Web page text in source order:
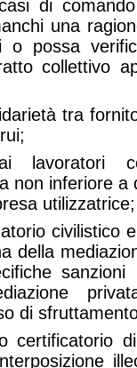
di
una
o possa
collettivo
tra
lavoratori
non inferiore a
utilizzatrice;
civilistico
della
di
certificatorio